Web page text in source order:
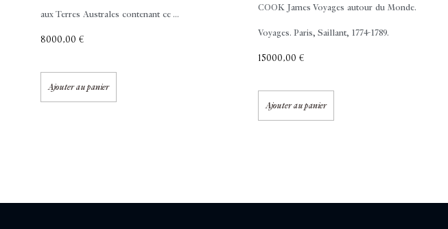
aux Terres Australes contenant ce ...
8000,00 €
Ajouter au panier
COOK James Voyages autour du Monde.
Voyages. Paris, Saillant, 1774-1789.
15000,00 €
Ajouter au panier